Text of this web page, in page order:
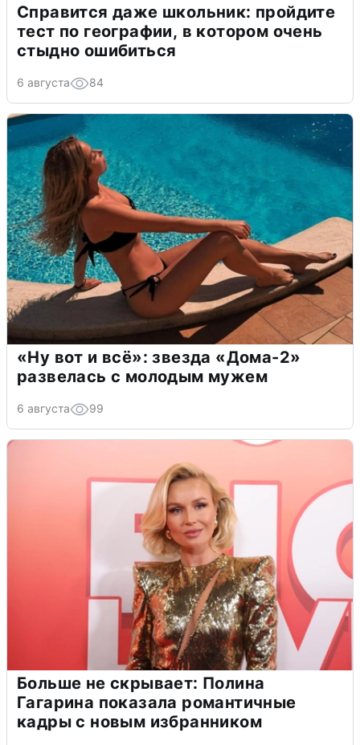
Справится даже школьник: пройдите
тест по географии, в котором очень
стыдно ошибиться
6 августа 84
«Ну вот и всё»: звезда «Дома-2»
развелась с молодым мужем
6 августа 99
Больше не скрывает: Полина
Гагарина показала романтичные
кадры с новым избранником